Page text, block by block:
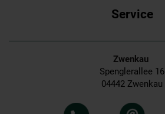
Service
Zwenkau
Spenglerallee 16
04442 Zwenkau